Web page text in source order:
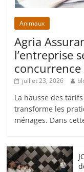
Animaux
Agria
l’entreprise
concurrence
juillet 23, 2026
La hausse des
transforme les
ménages. Dans